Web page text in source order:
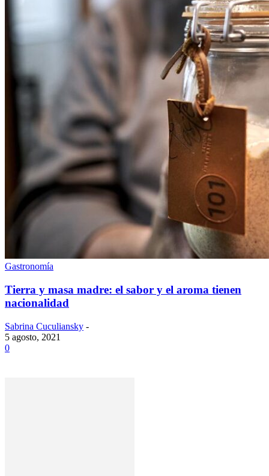
Gastronomía
Tierra y masa madre: el sabor y el aroma tienen
nacionalidad
Sabrina Cuculiansky -
5 agosto, 2021
0